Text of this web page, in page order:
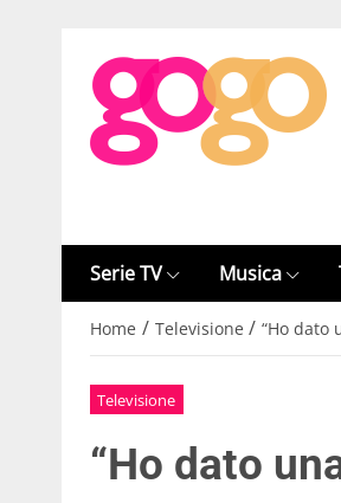
Serie TV Musica
Home / Televisione / “Ho dato
Televisione
“Ho dato